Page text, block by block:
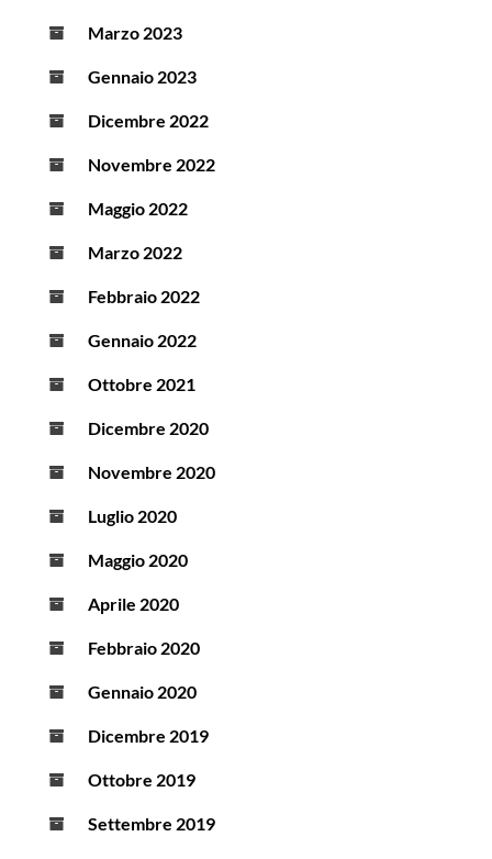
Marzo 2023
Gennaio 2023
Dicembre 2022
Novembre 2022
Maggio 2022
Marzo 2022
Febbraio 2022
Gennaio 2022
Ottobre 2021
Dicembre 2020
Novembre 2020
Luglio 2020
Maggio 2020
Aprile 2020
Febbraio 2020
Gennaio 2020
Dicembre 2019
Ottobre 2019
Settembre 2019